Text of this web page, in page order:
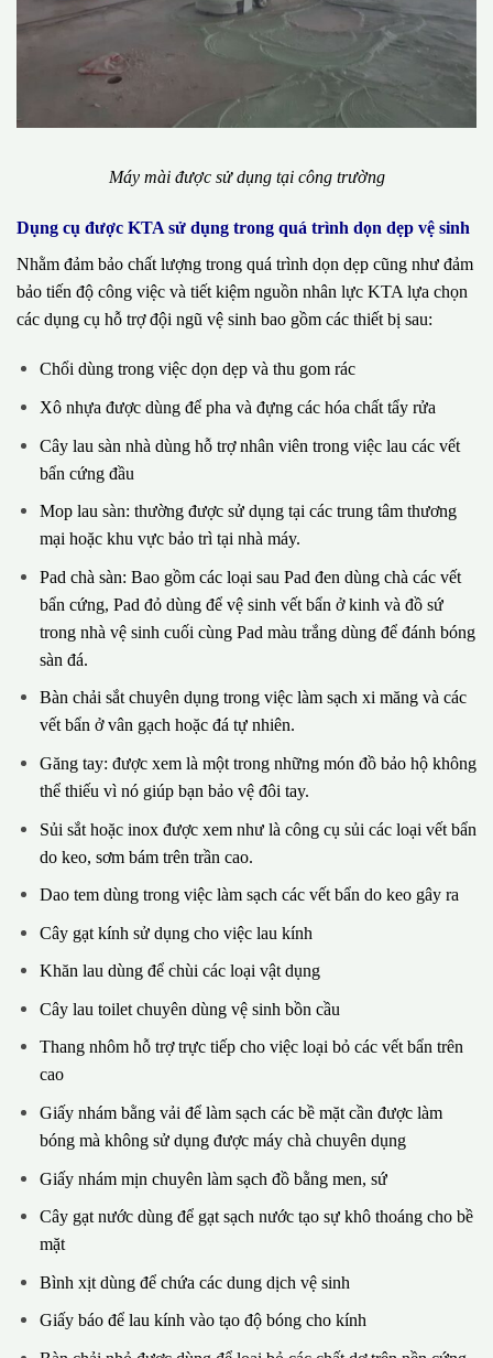
Máy mài được sử dụng tại công trường
Dụng cụ được KTA sử dụng trong quá trình dọn dẹp vệ sinh
Nhằm đảm bảo chất lượng trong quá trình dọn dẹp cũng như đảm
bảo tiến độ công việc và tiết kiệm nguồn nhân lực KTA lựa chọn
các dụng cụ hỗ trợ đội ngũ vệ sinh bao gồm các thiết bị sau:
Chổi dùng trong việc dọn dẹp và thu gom rác
Xô nhựa được dùng để pha và đựng các hóa chất tẩy rửa
Cây lau sàn nhà dùng hỗ trợ nhân viên trong việc lau các vết
bẩn cứng đầu
Mop lau sàn: thường được sử dụng tại các trung tâm thương
mại hoặc khu vực bảo trì tại nhà máy.
Pad chà sàn: Bao gồm các loại sau Pad đen dùng chà các vết
bẩn cứng, Pad đỏ dùng để vệ sinh vết bẩn ở kinh và đồ sứ
trong nhà vệ sinh cuối cùng Pad màu trắng dùng để đánh bóng
sàn đá.
Bàn chải sắt chuyên dụng trong việc làm sạch xi măng và các
vết bẩn ở vân gạch hoặc đá tự nhiên.
Găng tay: được xem là một trong những món đồ bảo hộ không
thể thiếu vì nó giúp bạn bảo vệ đôi tay.
Sủi sắt hoặc inox được xem như là công cụ sủi các loại vết bẩn
do keo, sơm bám trên trần cao.
Dao tem dùng trong việc làm sạch các vết bẩn do keo gây ra
Cây gạt kính sử dụng cho việc lau kính
Khăn lau dùng để chùi các loại vật dụng
Cây lau toilet chuyên dùng vệ sinh bồn cầu
Thang nhôm hỗ trợ trực tiếp cho việc loại bỏ các vết bẩn trên
cao
Giấy nhám bằng vải để làm sạch các bề mặt cần được làm
bóng mà không sử dụng được máy chà chuyên dụng
Giấy nhám mịn chuyên làm sạch đồ bằng men, sứ
Cây gạt nước dùng để gạt sạch nước tạo sự khô thoáng cho bề
mặt
Bình xịt dùng để chứa các dung dịch vệ sinh
Giấy báo để lau kính vào tạo độ bóng cho kính